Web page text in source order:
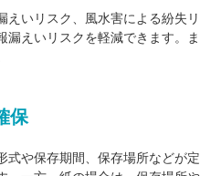
えいリスク、風水害による紛失
漏えいリスクを軽減できます。
保
式や保存期間、保存場所などが